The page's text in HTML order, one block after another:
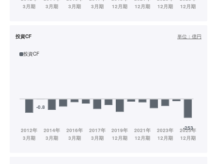
投資CF 単位： 億円
投資CF